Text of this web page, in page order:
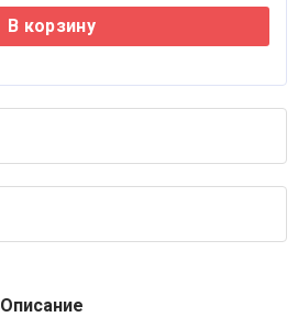
В корзину
Описание